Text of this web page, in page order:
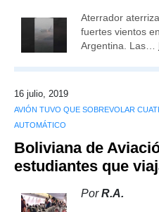
Aterrador
fuertes vientos
Argentina. Las…
16 julio, 2019
AVIÓN TUVO QUE SOBREVOLAR
AUTOMÁTICO
Boliviana de
estudiantes que
PorR.A.